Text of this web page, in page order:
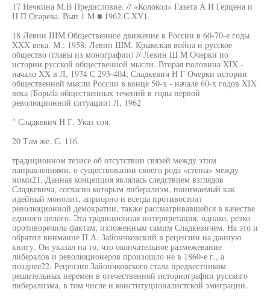
17 Нечкина М.В Предисловие. // «Колокол» Газета А И Герцена и
Н П Огарева. Вып 1 М ■ 1962 С.ХУ1.
18 Левин IIIМ.Общественное движение в России в 60-70-е годы
XXX века. М.: 1958; Левин ШМ. Крымская война и русское
общество (главы из монографии) // Левин Ш М Очерки по
истории русской общественной мысли. Вторая половина XIX -
начало XX в Л, 1974 С 293-404; Сладкевич Н Г Очерки истории
общественной мысли России в конце 50-х - начале 60-х годов XIX
века (Борьба общественных течений в годы первой
революционной ситуации) Л, 1962
" Сладкевич Н Г. Указ соч.
20 Там же. С. 116.
традиционном тезисе об отсутствии связей между этим
направлениями, о существовании своего рода «стены» между
ними21, Данная концепция являлась следствием взглядов
Сладкевича, согласно которым либерализм, понимаемый как
идейный монолит, априорно и всегда противостоит
революционной демократии, также рассматривавшейся в качестве
единого целого. Эта традиционная интерпретация, однако, резко
противоречила фактам, изложенным самим Сладкевичем. На это и
обратил внимание П.А. Зайончковский в рецензии на данную
книгу. Он указал на то, что окончательное размежевание
либералов и революционеров произошло не в 1860-е г., а
позднее22. Рецензия Зайончковского стала предвестником
решительных перемен в отечественной историографии русского
либерализма, в том числе и конституционалистской эмиграции.